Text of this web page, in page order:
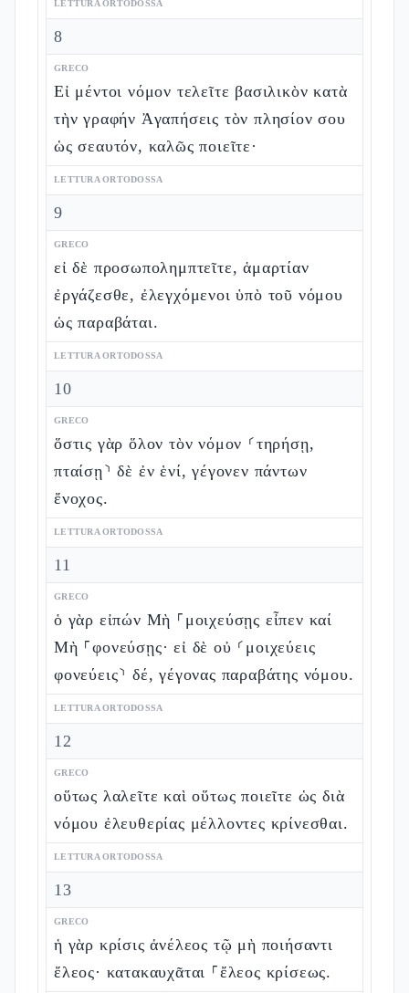
LETTURA ORTODOSSA
8
GRECO
Εἰ μέντοι νόμον τελεῖτε βασιλικὸν κατὰ
τὴν γραφήν Ἀγαπήσεις τὸν πλησίον σου
ὡς σεαυτόν, καλῶς ποιεῖτε·
LETTURA ORTODOSSA
9
GRECO
εἰ δὲ προσωπολημπτεῖτε, ἁμαρτίαν
ἐργάζεσθε, ἐλεγχόμενοι ὑπὸ τοῦ νόμου
ὡς παραβάται.
LETTURA ORTODOSSA
10
GRECO
ὅστις γὰρ ὅλον τὸν νόμον ⸂τηρήσῃ,
πταίσῃ⸃ δὲ ἐν ἑνί, γέγονεν πάντων
ἔνοχος.
LETTURA ORTODOSSA
11
GRECO
ὁ γὰρ εἰπών Μὴ ⸀μοιχεύσῃς εἶπεν καί
Μὴ ⸀φονεύσῃς· εἰ δὲ οὐ ⸂μοιχεύεις
φονεύεις⸃ δέ, γέγονας παραβάτης νόμου.
LETTURA ORTODOSSA
12
GRECO
οὕτως λαλεῖτε καὶ οὕτως ποιεῖτε ὡς διὰ
νόμου ἐλευθερίας μέλλοντες κρίνεσθαι.
LETTURA ORTODOSSA
13
GRECO
ἡ γὰρ κρίσις ἀνέλεος τῷ μὴ ποιήσαντι
ἔλεος· κατακαυχᾶται ⸀ἔλεος κρίσεως.